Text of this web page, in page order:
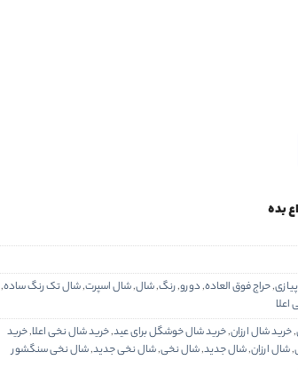
بده
,حراج فوق العاده,دورو,رنگ,شال,شال اسپرت,شال تک رنگ ساده,
اعلا
,خرید شال ارزان,خرید شال خوشگل برای عید,خرید شال نخی اعلا,خرید
,شال ارزان,شال جدید,شال نخی,شال نخی جدید,شال نخی سنگشور